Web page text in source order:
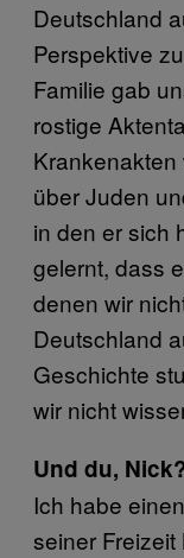
Deutschland
Perspektive
Familie gab
rostige
über Juden
in den er sich
gelernt, dass
denen wir
Deutschland
Geschichte
wir nicht
Und du,
Ich habe
seiner Freizeit